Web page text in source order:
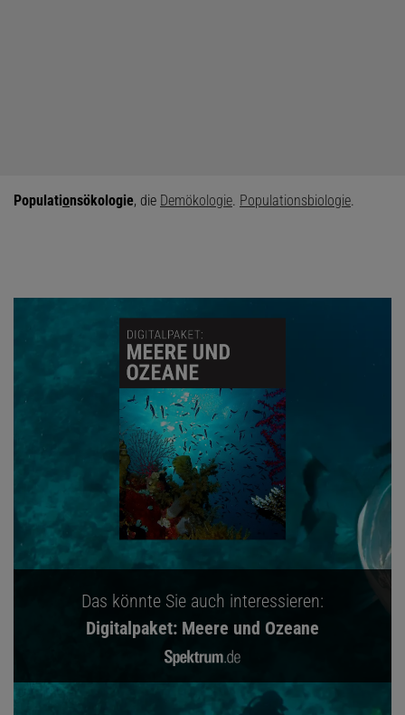
Populationsökologie, die Demökologie. Populationsbiologie.
Das könnte Sie auch interessieren:
Digitalpaket: Meere und Ozeane